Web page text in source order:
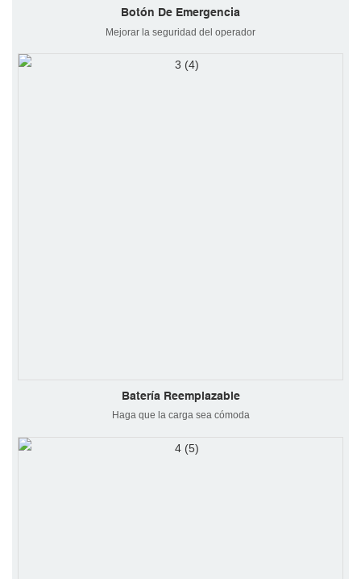
Botón De Emergencia
Mejorar la seguridad del operador
Batería Reemplazable
Haga que la carga sea cómoda